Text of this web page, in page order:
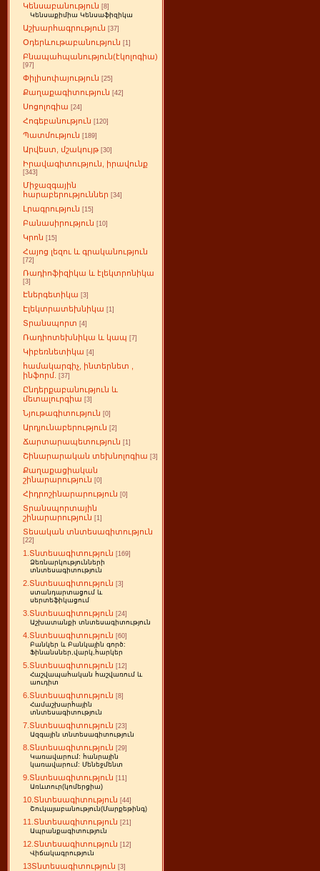
Կենսաբանություն [8]
Կենսաքիմիա Կենսաֆիզիկա
Աշխարհագրություն [37]
Օդերևութաբանություն [1]
Բնապահպանություն(էկոլոգիա)
[97]
Փիլիսոփայություն [25]
Քաղաքագիտություն [42]
Սոցոլոգիա [24]
Հոգեբանություն [120]
Պատմություն [189]
Արվեստ, մշակույթ [30]
Իրավագիտություն, իրավունք
[343]
Միջազգային
հարաբերություններ [34]
Լրագրություն [15]
Բանասիրություն [10]
Կրոն [15]
Հայոց լեզու և գրականություն
[72]
Ռադիոֆիզիկա և էլեկտրոնիկա
[3]
Էներգետիկա [3]
Էլեկտրատեխնիկա [1]
Տրանսպորտ [4]
Ռադիոտեխնիկա և կապ [7]
Կիբեռնետիկա [4]
համակարգիչ, ինտերնետ ,
ինֆորմ.
[37]
Ընդերքաբանություն և
մետալուրգիա [3]
Նյութագիտություն [0]
Արդյունաբերություն [2]
Ճարտարապետություն [1]
Շինարարական տեխնոլոգիա [3]
Քաղաքացիական
շինարարություն [0]
Հիդրոշինարարություն [0]
Տրանսպորտային
շինարարություն [1]
Տեսական տնտեսագիտություն
[22]
1.Տնտեսագիտություն [169]
Ձեռնարկությունների
տնտեսագիտություն
2.Տնտեսագիտություն [3]
ստանդարտացում և
սերտեֆիկացում
3.Տնտեսագիտություն [24]
Աշխատանքի տնտեսագիտություն
4.Տնտեսագիտություն [60]
Բանկեր և Բանկային գործ:
Ֆինանսներ,վարկ,հարկեր
5.Տնտեսագիտություն [12]
Հաշվապահական հաշվառում և
աուդիտ
6.Տնտեսագիտություն [8]
Համաշխարհային
տնտեսագիտություն
7.Տնտեսագիտություն [23]
Ազգային տնտեսագիտություն
8.Տնտեսագիտություն [29]
Կառավարում: հանրային
կառավարում: Մենեջմենտ
9.Տնտեսագիտություն [11]
Առևտուր(կոմերցիա)
10.Տնտեսագիտություն [44]
Շուկայաբանություն(Մարքեթինգ)
11.Տնտեսագիտություն [21]
Ապրանքագիտություն
12.Տնտեսագիտություն [12]
Վիճակագրություն
13Տնտեսագիտություն [3]